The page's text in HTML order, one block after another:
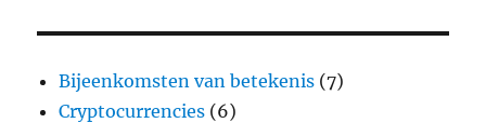
Bijeenkomsten van betekenis (7)
Cryptocurrencies (6)